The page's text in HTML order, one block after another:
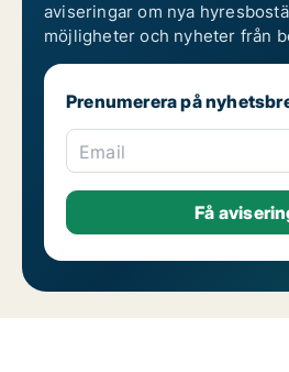
aviseringar om nya
möjligheter och nyheter från
Prenumerera på
Email